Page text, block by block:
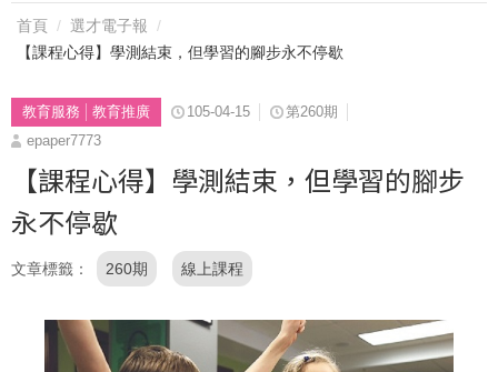
首頁
選才電子報
【課程心得】學測結束，但學習的腳步永不停歇
教育服務 教育推廣 105-04-15
第260期
epaper7773
【課程心得】學測結束，但學習的腳步
永不停歇
文章標籤 260期 線上課程